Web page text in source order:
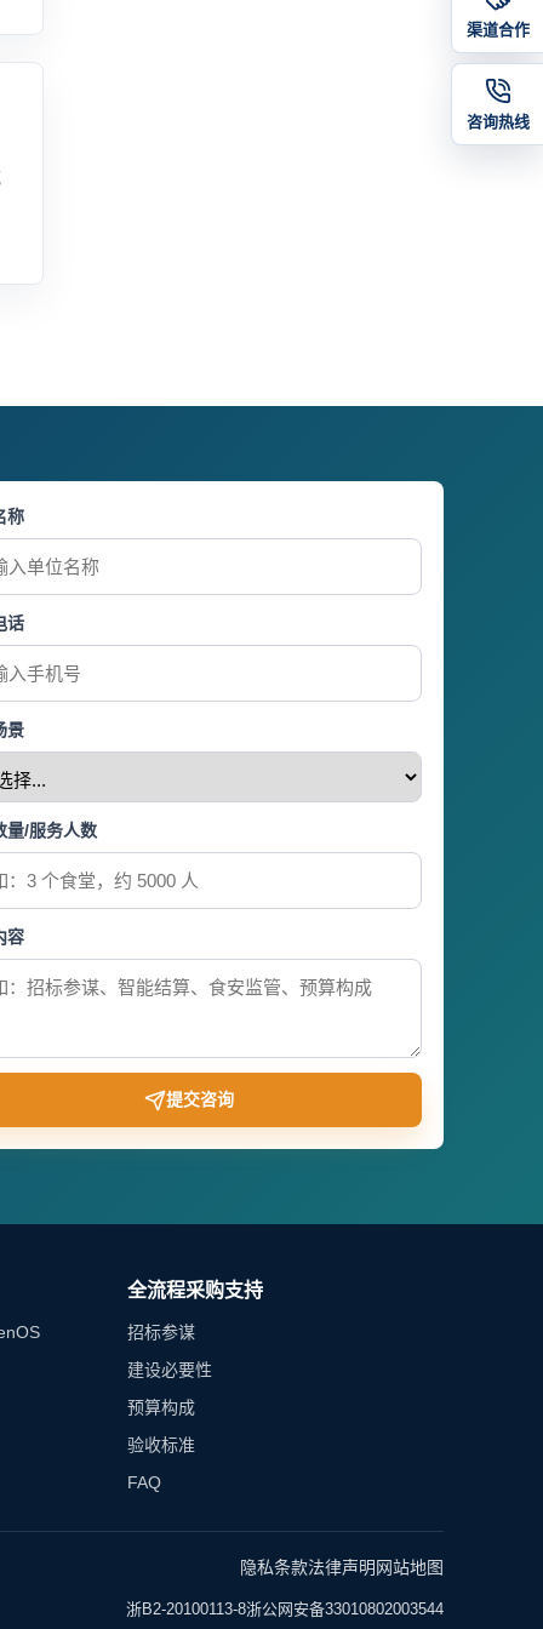
称
话
景
量/服务人数
容
提交咨询
全流程采购支持
招标参谋
建设必要性
预算构成
验收标准
FAQ
隐私条款法律声明 网站地图
浙B2-20100113-8浙公网安备33010802003544
渠道合作
咨询热线